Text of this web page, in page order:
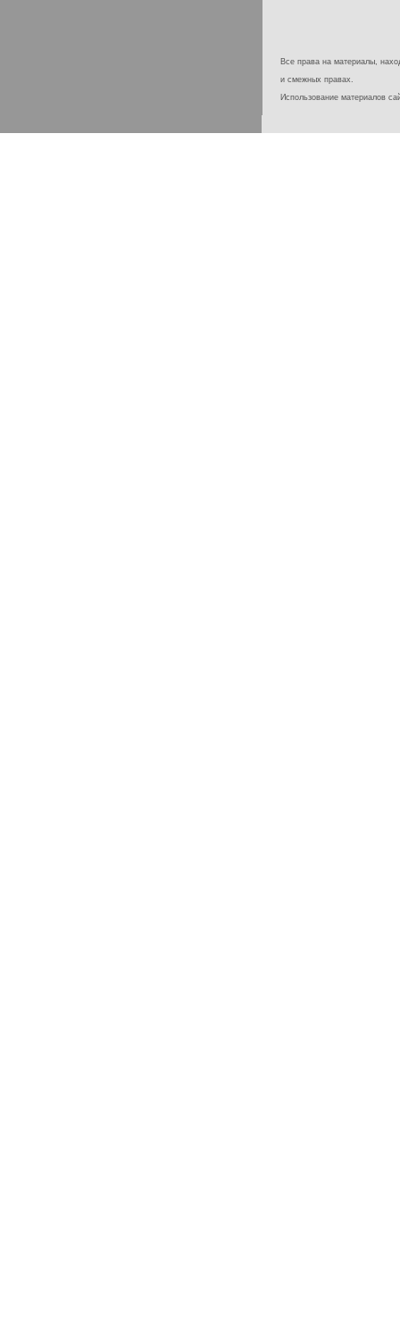
Все права на материалы,
и смежных правах.
Использование материалов